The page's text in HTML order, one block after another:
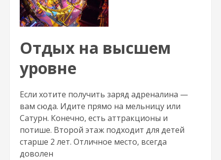
Отдых на высшем
уровне
Если хотите получить заряд адреналина —
вам сюда. Идите прямо на мельницу или
Сатурн. Конечно, есть аттракционы и
потише. Второй этаж подходит для детей
старше 2 лет. Отличное место, всегда
доволен